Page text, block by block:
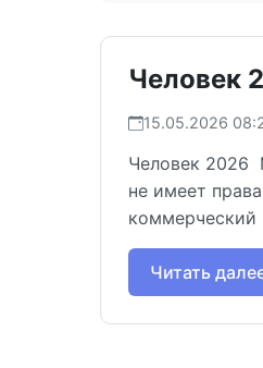
Человек
15.05.2026
Человек 2026
не имеет
коммерческий
Читать